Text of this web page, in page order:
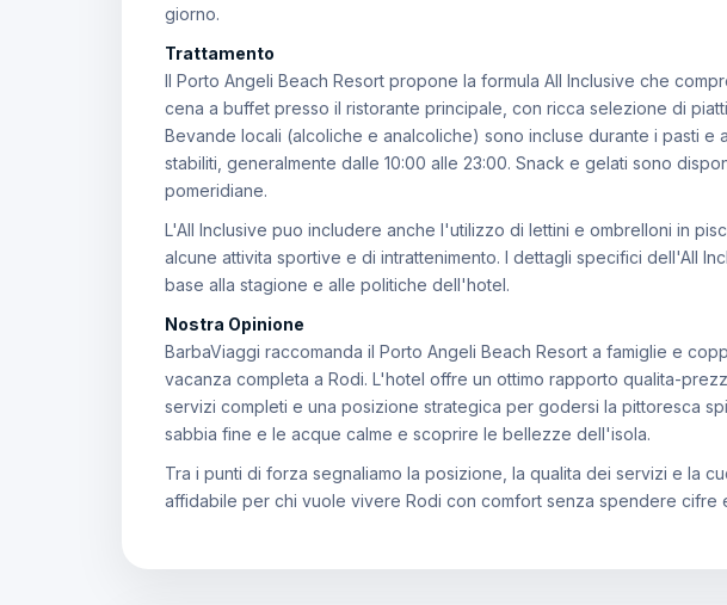
giorno.
Trattamento
Il Porto Angeli Beach Resort propone la formula All Inclusive che
cena a buffet presso il ristorante principale, con ricca selezione di
Bevande locali (alcoliche e analcoliche) sono incluse durante i pasti e
stabiliti, generalmente dalle 10:00 alle 23:00. Snack e gelati sono
pomeridiane.
L'All Inclusive puo includere anche l'utilizzo di lettini e ombrelloni in
alcune attivita sportive e di intrattenimento. I dettagli specifici dell'All
base alla stagione e alle politiche dell'hotel.
Nostra Opinione
BarbaViaggi raccomanda il Porto Angeli Beach Resort a famiglie e
vacanza completa a Rodi. L'hotel offre un ottimo rapporto qualita-
servizi completi e una posizione strategica per godersi la pittoresca
sabbia fine e le acque calme e scoprire le bellezze dell'isola.
Tra i punti di forza segnaliamo la posizione, la qualita dei servizi e la
affidabile per chi vuole vivere Rodi con comfort senza spendere cifre